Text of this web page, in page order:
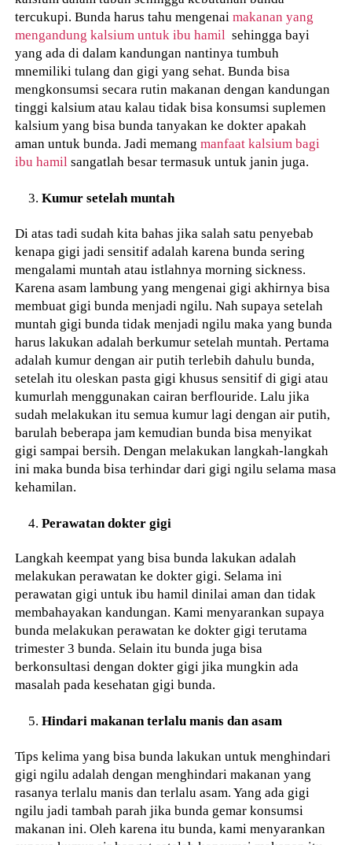
tercukupi. Bunda harus tahu mengenaimakanan yang
mengandung kalsium untuk ibu hamil sehingga bayi
yang ada di dalam kandungan nantinya tumbuh
mnemiliki tulang dan gigi yang sehat. Bunda bisa
mengkonsumsi secara rutin makanan dengan kandungan
tinggi kalsium atau kalau tidak bisa konsumsi suplemen
kalsium yang bisa bunda tanyakan ke dokter apakah
aman untuk bunda. Jadi memangmanfaat kalsium bagi
ibu hamil sangatlah besar termasuk untuk janin juga.
Kumur setelah muntah
Di atas tadi sudah kita bahas jika salah satu penyebab
kenapa gigi jadi sensitif adalah karena bunda sering
mengalami muntah atau istlahnya morning sickness.
Karena asam lambung yang mengenai gigi akhirnya bisa
membuat gigi bunda menjadi ngilu. Nah supaya setelah
muntah gigi bunda tidak menjadi ngilu maka yang bunda
harus lakukan adalah berkumur setelah muntah. Pertama
adalah kumur dengan air putih terlebih dahulu bunda,
setelah itu oleskan pasta gigi khusus sensitif di gigi atau
kumurlah menggunakan cairan berflouride. Lalu jika
sudah melakukan itu semua kumur lagi dengan air putih,
barulah beberapa jam kemudian bunda bisa menyikat
gigi sampai bersih. Dengan melakukan langkah-langkah
ini maka bunda bisa terhindar dari gigi ngilu selama masa
kehamilan.
Perawatan dokter gigi
Langkah keempat yang bisa bunda lakukan adalah
melakukan perawatan ke dokter gigi. Selama ini
perawatan gigi untuk ibu hamil dinilai aman dan tidak
membahayakan kandungan. Kami menyarankan supaya
bunda melakukan perawatan ke dokter gigi terutama
trimester 3 bunda. Selain itu bunda juga bisa
berkonsultasi dengan dokter gigi jika mungkin ada
masalah pada kesehatan gigi bunda.
Hindari makanan terlalu manis dan asam
Tips kelima yang bisa bunda lakukan untuk menghindari
gigi ngilu adalah dengan menghindari makanan yang
rasanya terlalu manis dan terlalu asam. Yang ada gigi
ngilu jadi tambah parah jika bunda gemar konsumsi
makanan ini. Oleh karena itu bunda, kami menyarankan